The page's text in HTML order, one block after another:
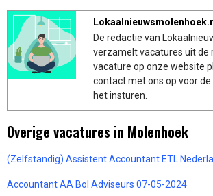
De redactie van
verzamelt vacatures uit de
vacature op onze website
contact met ons op voor
het insturen.
Overige vacatures in Molenhoek
(Zelfstandig) Assistent Accountant ETL
Accountant AA Bol Adviseurs 07-05-2024